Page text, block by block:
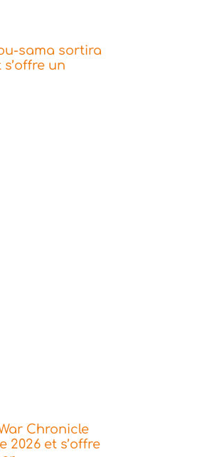
sama sortira
un
Chronicle
2026 et s’offre